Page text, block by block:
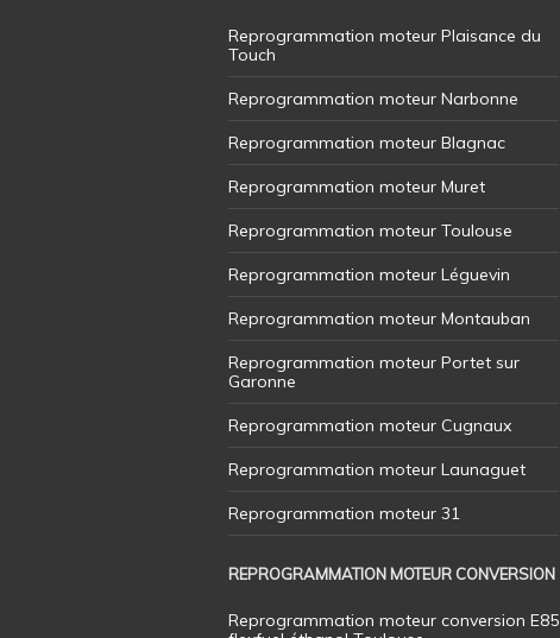
Reprogrammation moteur Plaisance du
Touch
Reprogrammation moteur Narbonne
Reprogrammation moteur Blagnac
Reprogrammation moteur Muret
Reprogrammation moteur Toulouse
Reprogrammation moteur Léguevin
Reprogrammation moteur Montauban
Reprogrammation moteur Portet sur
Garonne
Reprogrammation moteur Cugnaux
Reprogrammation moteur Launaguet
Reprogrammation moteur 31
REPROGRAMMATION MOTEUR CONVERSION
Reprogrammation moteur conversion E85